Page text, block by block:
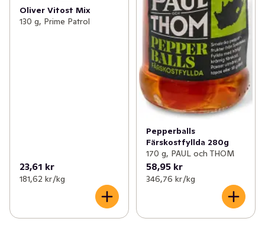
Oliver Vitost Mix
130 g, Prime Patrol
23,61 kr
181,62 kr /kg
Pepperballs
Färskostfyllda 280g
170 g, PAUL och THOM
58,95 kr
346,76 kr /kg